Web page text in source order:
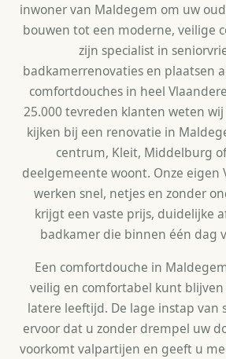
inwoner van Maldegem om uw
bouwen tot een moderne, veilige
zijn specialist in
badkamerrenovaties en plaatsen
comfortdouches in heel
25.000 tevreden klanten weten
kijken bij een renovatie in
centrum, Kleit, Middelburg
deelgemeente woont. Onze eigen
werken snel, netjes en zonder
krijgt een vaste prijs, duidelijke
badkamer die binnen één dag
Een comfortdouche in
veilig en comfortabel kunt blijven
latere leeftijd. De lage instap van
ervoor dat u zonder drempel uw
voorkomt valpartijen en geeft u